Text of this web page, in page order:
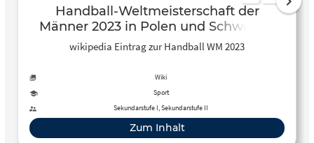
Handball-Weltmeisterschaft der
Männer 2023 in Polen und Schweden
wikipedia Eintrag zur Handball WM 2023
Wiki
Sport
Sekundarstufe I, Sekundarstufe II
Zum Inhalt